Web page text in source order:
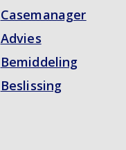
Casemanager
Advies
Bemiddeling
Beslissing